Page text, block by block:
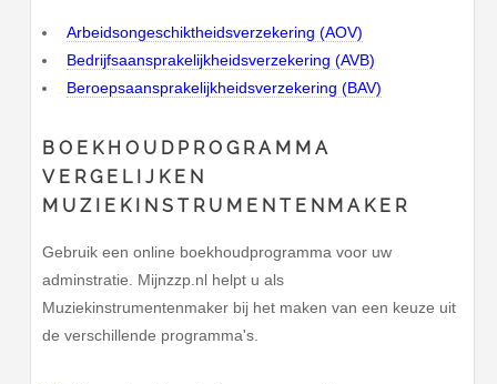
Arbeidsongeschiktheidsverzekering (AOV)
Bedrijfsaansprakelijkheidsverzekering (AVB)
Beroepsaansprakelijkheidsverzekering (BAV)
BOEKHOUDPROGRAMMA
VERGELIJKEN
MUZIEKINSTRUMENTENMAKER
Gebruik een online boekhoudprogramma voor uw
adminstratie. Mijnzzp.nl helpt u als
Muziekinstrumentenmaker bij het maken van een keuze uit
de verschillende programma's.